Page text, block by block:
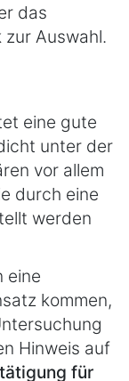
das
Auswahl.
eine gute
unter der
vor allem
durch eine
werden
eine
kommen,
Hinweis auf
für